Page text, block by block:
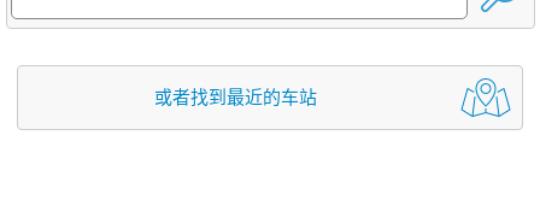
或者找到最近的车站